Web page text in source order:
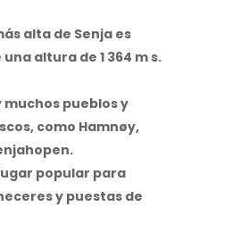
alta de Senja es
altura de 1 364 m s.
muchos pueblos y
como Hamnøy,
popular para
y puestas de